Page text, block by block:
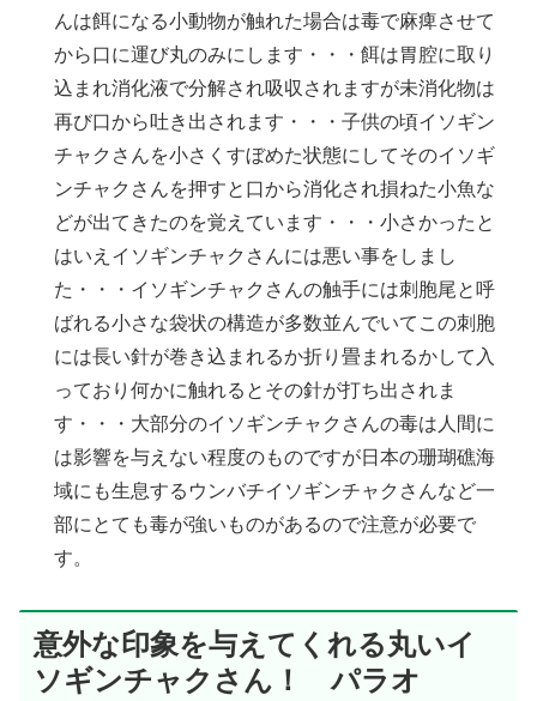
んは餌になる小動物が触れた場合は毒で麻痺させて
から口に運び丸のみにします・・・餌は胃腔に取り
込まれ消化液で分解され吸収されますが未消化物は
再び口から吐き出されます・・・子供の頃イソギン
チャクさんを小さくすぼめた状態にしてそのイソギ
ンチャクさんを押すと口から消化され損ねた小魚な
どが出てきたのを覚えています・・・小さかったと
はいえイソギンチャクさんには悪い事をしまし
た・・・イソギンチャクさんの触手には刺胞尾と呼
ばれる小さな袋状の構造が多数並んでいてこの刺胞
には長い針が巻き込まれるか折り畳まれるかして入
っており何かに触れるとその針が打ち出されま
す・・・大部分のイソギンチャクさんの毒は人間に
は影響を与えない程度のものですが日本の珊瑚礁海
域にも生息するウンバチイソギンチャクさんなど一
部にとても毒が強いものがあるので注意が必要で
す。
意外な印象を与えてくれる丸いイ
ソギンチャクさん！ パラオ